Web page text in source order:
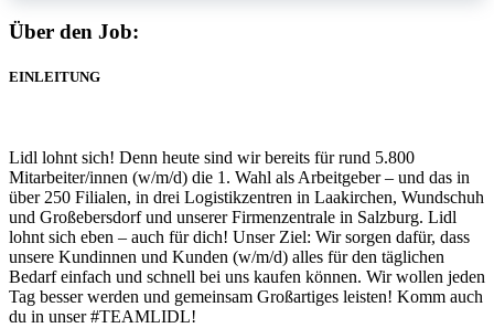
Über den Job:
EINLEITUNG
Lidl lohnt sich! Denn heute sind wir bereits für rund 5.800
Mitarbeiter/innen (w/m/d) die 1. Wahl als Arbeitgeber – und das in
über 250 Filialen, in drei Logistikzentren in Laakirchen, Wundschuh
und Großebersdorf und unserer Firmenzentrale in Salzburg. Lidl
lohnt sich eben – auch für dich! Unser Ziel: Wir sorgen dafür, dass
unsere Kundinnen und Kunden (w/m/d) alles für den täglichen
Bedarf einfach und schnell bei uns kaufen können. Wir wollen jeden
Tag besser werden und gemeinsam Großartiges leisten! Komm auch
du in unser #TEAMLIDL!